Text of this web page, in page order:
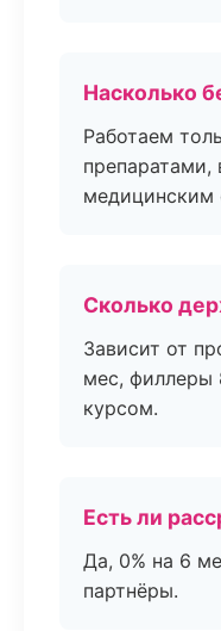
Насколько
Работаем
медицинским
Сколько
Зависит от
мес, филлеры
курсом.
Есть ли
Да, 0% на 6
партнёры.